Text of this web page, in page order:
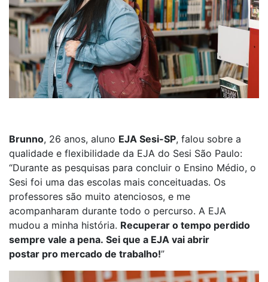
Brunno, 26 anos, aluno EJA Sesi-SP, falou sobre a
qualidade e flexibilidade da EJA do Sesi São Paulo:
“Durante as pesquisas para concluir o Ensino Médio, o
Sesi foi uma das escolas mais conceituadas. Os
professores são muito atenciosos, e me
acompanharam durante todo o percurso. A EJA
mudou a minha história. Recuperar o tempo perdido
sempre vale a pena. Sei que a EJA vai abrir
postar pro mercado de trabalho!”